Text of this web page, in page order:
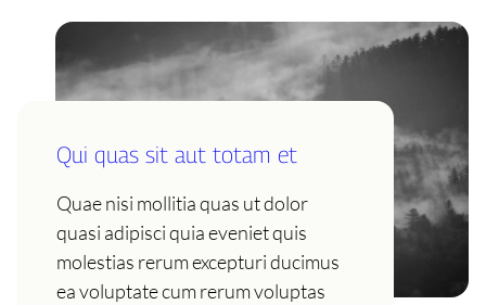
Qui quas sit aut totam et
Quae nisi mollitia quas ut dolor
quasi adipisci quia eveniet quis
molestias rerum excepturi ducimus
ea voluptate cum rerum voluptas